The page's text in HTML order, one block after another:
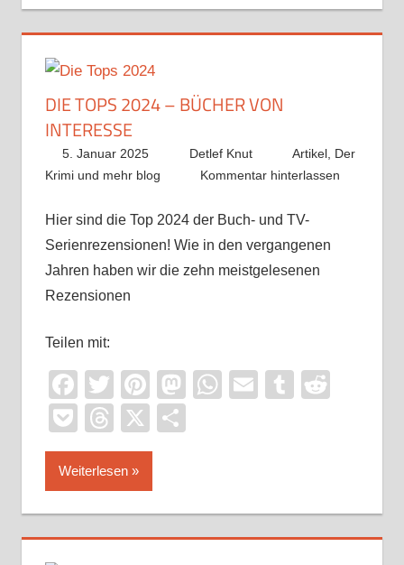
DIE TOPS 2024 – BÜCHER VON
INTERESSE
5. Januar 2025 Detlef Knut Artikel Der
Krimi und mehr blog
Kommentar hinterlassen
Hier sind die Top 2024 der Buch- und TV-
Serienrezensionen! Wie in den vergangenen
Jahren haben wir die zehn meistgelesenen
Rezensionen
Teilen mit:
Facebook
TwitterPinterest
Mastodon
WhatsApp
EmailTumblr
PocketThreads
X
Weiterlesen